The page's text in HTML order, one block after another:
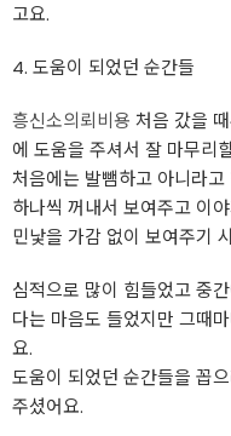
고요.
4. 도움이 되었던 순간들
흥신소의뢰비용 처음 갔을
에 도움을 주셔서 잘 마무리
처음에는 발뺌하고 아니라
하나씩 꺼내서 보여주고 이
민낯을 가감 없이 보여주기
심적으로 많이 힘들었고 중
다는 마음도 들었지만 그때
요.
도움이 되었던 순간들을 꼽
주셨어요.